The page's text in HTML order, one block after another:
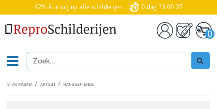
42% korting op alle schilderijen 0 dag 23:00:24
0
STARTPAGINA ARTIEST HANS BEN ENDE